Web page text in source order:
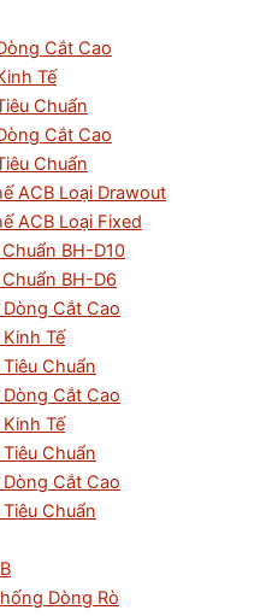
Cắt Cao
Tế
Chuẩn
Cắt Cao
Chuẩn
ACB Loại Drawout
ACB Loại Fixed
BH-D10
BH-D6
Cắt Cao
Tế
Chuẩn
Cắt Cao
Tế
Chuẩn
Cắt Cao
Chuẩn
Dòng Rò